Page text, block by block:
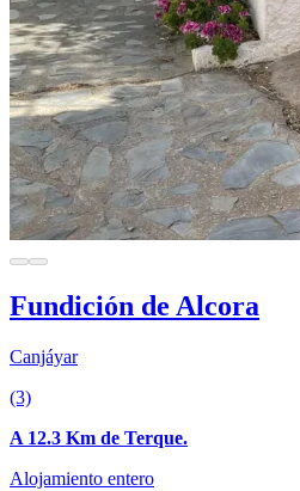
Fundición de Alcora
Canjáyar
(3)
A 12.3 Km de Terque.
Alojamiento entero